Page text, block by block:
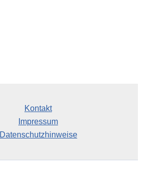
Kontakt
Impressum
Datenschutzhinweise